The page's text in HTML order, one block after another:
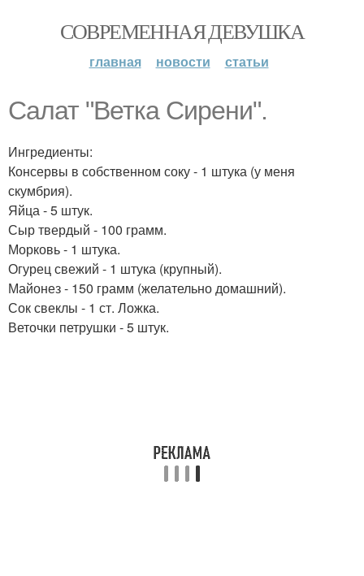
СОВРЕМЕННАЯ ДЕВУШКА
главная новости статьи
Салат "Ветка Сирени".
Ингредиенты:
Консервы в собственном соку - 1 штука (у меня
скумбрия).
Яйца - 5 штук.
Сыр твердый - 100 грамм.
Морковь - 1 штука.
Огурец свежий - 1 штука (крупный).
Майонез - 150 грамм (желательно домашний).
Сок свеклы - 1 ст. Ложка.
Веточки петрушки - 5 штук.